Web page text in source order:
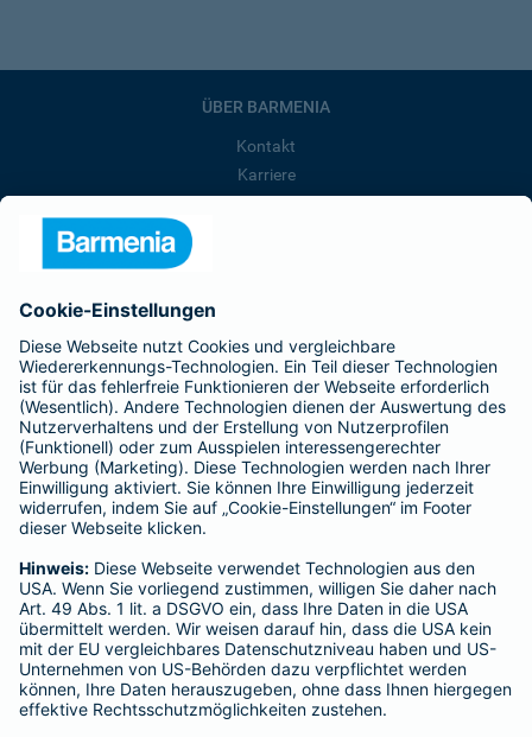
ÜBER BARMENIA
Kontakt
Karriere
Barmenia ist Teil der BarmeniaGothaer
BELIEBTE SEITEN
Kranken-Zusatzversicherung
Tierversicherungen
Haftpflichtversicherung
Hausratversicherung
Adresse ändern
Schaden melden
Kilometerstandsmeldung
Serviceübersicht